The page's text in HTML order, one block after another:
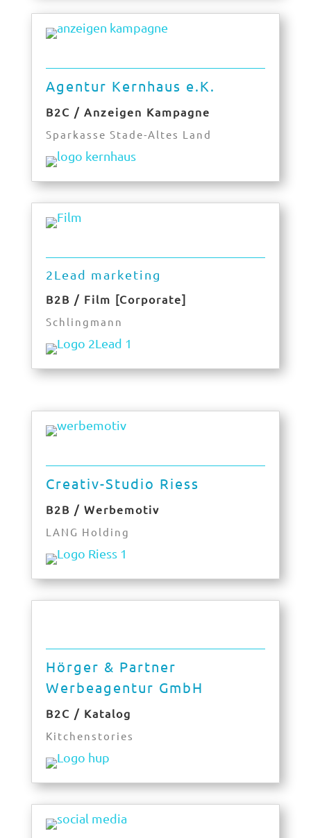
Agentur Kernhaus e.K.
B2C / Anzeigen Kampagne
Sparkasse Stade-Altes Land
2Lead marketing
B2B / Film [Corporate]
Schlingmann
Creativ-Studio Riess
B2B / Werbemotiv
LANG Holding
Hörger & Partner
Werbeagentur GmbH
B2C / Katalog
Kitchenstories